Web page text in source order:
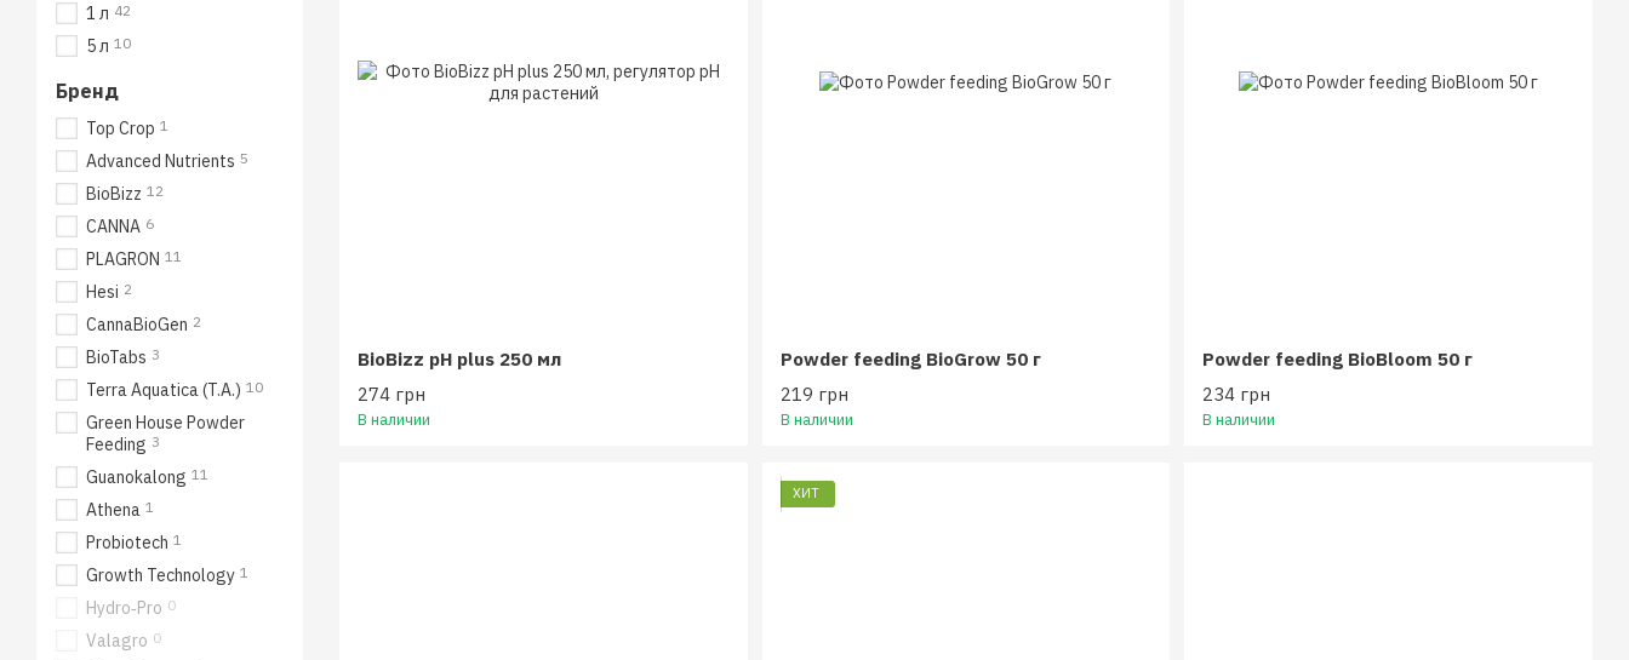
BioBizz pH plus 250 мл
274 грн
В наличии
Powder feeding BioGrow 50 г
219 грн
В наличии
Powder feeding BioBloom 50 г
234 грн
В наличии
ХИТ
1 л 42
5 л 10
Бренд
Top Crop 1
Advanced Nutrients 5
BioBizz 12
CANNA 6
PLAGRON 11
Hesi 2
CannaBioGen 2
BioTabs 3
Terra Aquatica (T.A.) 10
Green House Powder
Feeding 3
Guanokalong 11
Athena 1
Probiotech 1
Growth Technology 1
Hydro‑Pro 0
Valagro 0